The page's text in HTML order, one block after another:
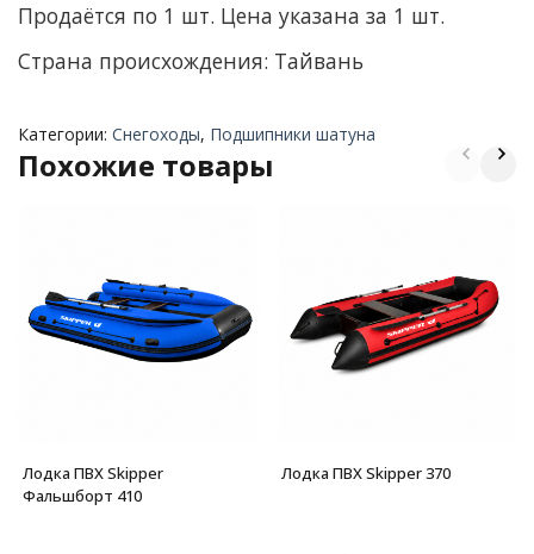
Продаётся по 1 шт. Цена указана за 1 шт.
Страна происхождения: Тайвань
Категории: Снегоходы, Подшипники шатуна
Похожие товары
Лодка ПВХ Skipper
Фальшборт 410
Лодка ПВХ Skipper 370